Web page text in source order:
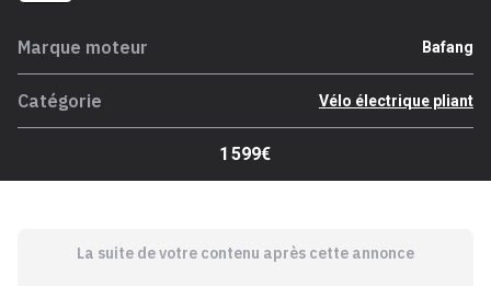
Marque moteur Bafang
Catégorie Vélo électrique pliant
1 599€
La suite de votre contenu après cette annonce